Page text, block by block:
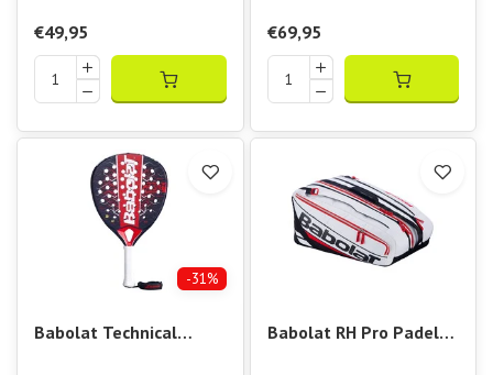
€49,95 €69,95
-31%
Babolat Technical
Babolat RH Pro Padel